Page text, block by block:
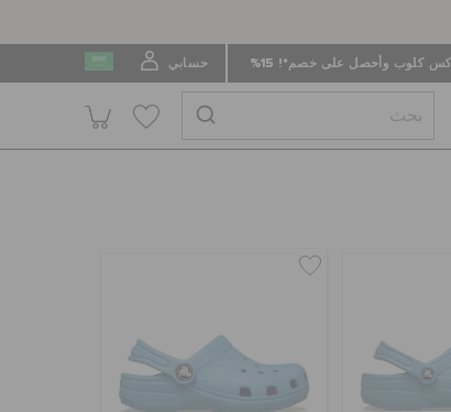
كلوب وأحصل على خصم*! 15% حسابي